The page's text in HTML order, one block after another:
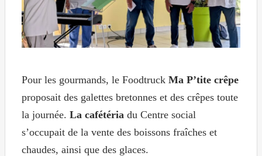
Pour les gourmands, le Foodtruck Ma P’tite crêpe
proposait des galettes bretonnes et des crêpes toute
la journée. La cafétéria du Centre social
s’occupait de la vente des boissons fraîches et
chaudes, ainsi que des glaces.